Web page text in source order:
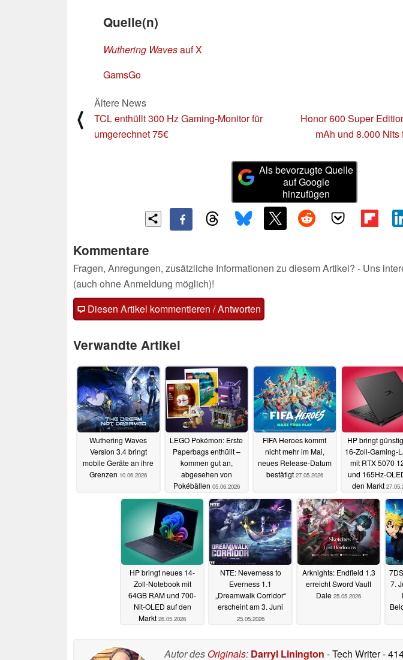
Quelle(n)
Wuthering Wavesauf X
GamsGo
⟨
Ältere News
TCL enthüllt 300 Hz Gaming-Monitor für
umgerechnet 75€
Honor 600 Super
mAh und 8.000
Als bevorzugte Quelle
auf Google
hinzufügen
Kommentare
Fragen, Anregungen, zusätzliche Informationen zu diesem Artikel? - Uns
(auch ohne Anmeldung möglich)!
Diesen Artikel kommentieren / Antworten
Verwandte Artikel
Wuthering Waves
Version 3.4 bringt
mobile Geräte an ihre
Grenzen 10.06.2026
LEGO Pokémon: Erste
Paperbags enthüllt –
kommen gut an,
abgesehen von
Pokébällen 05.06.2026
FIFA Heroes kommt
nicht mehr im Mai,
neues Release-Datum
bestätigt 27.05.2026
HP bringt
16-Zoll-Gaming-
mit RTX 5070
und 165Hz-
den Markt
HP bringt neues 14-
Zoll-Notebook mit
64GB RAM und 700-
Nit-OLED auf den
Markt 26.05.2026
NTE: Neverness to
Everness 1.1
„Dreamwalk Corridor“
erscheint am 3. Juni
25.05.2026
Arknights: Endfield 1.3
erreicht Sword Vault
Dale 25.05.2026
7.
Autor des Originals: Darryl Linington - Tech Writer-